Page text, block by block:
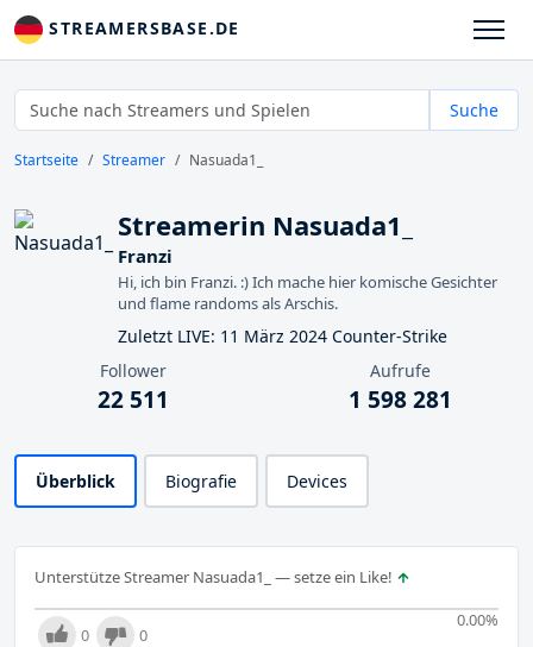
STREAMERSBASE.DE
Suche
Startseite Streamer Nasuada1_
Streamerin Nasuada1_
Franzi
Hi, ich bin Franzi. :) Ich mache hier komische Gesichter
und flame randoms als Arschis.
Zuletzt LIVE: 11 März 2024 Counter-Strike
Follower
22 511
Aufrufe
1 598 281
Überblick Biografie Devices
Unterstütze Streamer Nasuada1_ — setze ein Like!
0.00%
0 0